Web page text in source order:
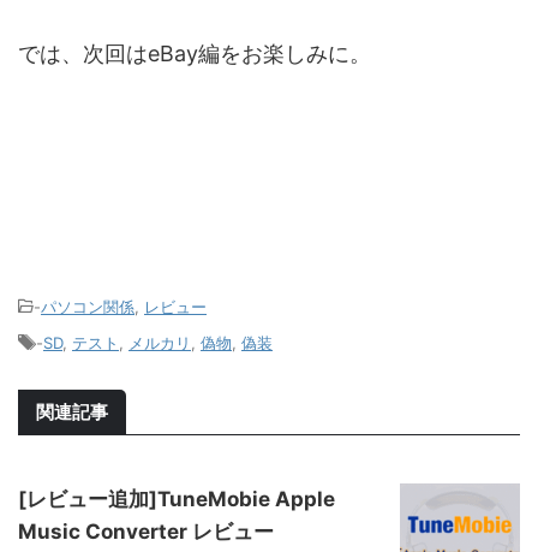
では、次回はeBay編をお楽しみに。
-パソコン関係
レビュー
-SD, テスト メルカリ 偽物 偽装
関連記事
[レビュー追加]TuneMobie Apple
Music Converter レビュー